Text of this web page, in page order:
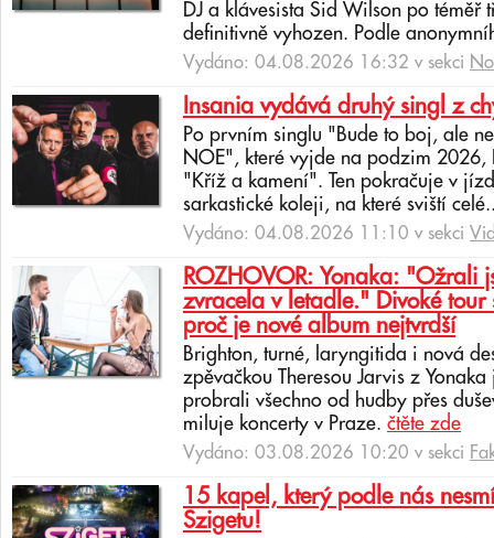
DJ a klávesista Sid Wilson po téměř
definitivně vyhozen. Podle
Vydáno: 04.08.2026 16:32 v sekci
Insania vydává druhý singl z
Po prvním singlu "Bude to boj, ale
NOE", které vyjde na podzim 2026,
"Kříž a kamení". Ten pokračuje v
sarkastické koleji, na které sviští
Vydáno: 04.08.2026 11:10 v sekci
ROZHOVOR: Yonaka: "Ožrali
zvracela v letadle." Divoké tour
proč je nové album nejtvrdší
Brighton, turné, laryngitida i nová
zpěvačkou Theresou Jarvis z
probrali všechno od hudby přes
miluje koncerty v Praze. čtěte zde
Vydáno: 03.08.2026 10:20 v sekci
15 kapel, který podle nás
Szigetu!